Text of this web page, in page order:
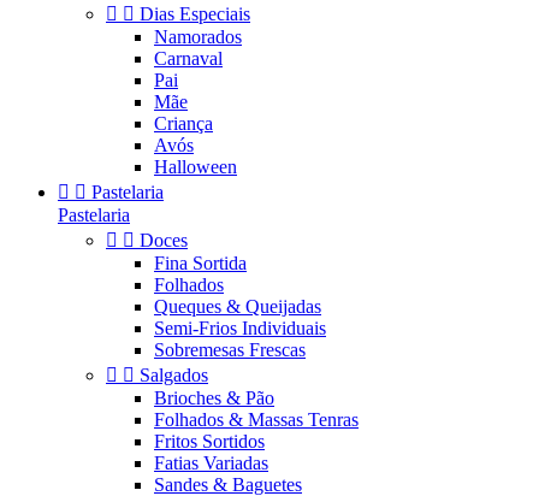
  Dias Especiais
Namorados
Carnaval
Pai
Mãe
Criança
Avós
Halloween
  Pastelaria
Pastelaria
  Doces
Fina Sortida
Folhados
Queques & Queijadas
Semi-Frios Individuais
Sobremesas Frescas
  Salgados
Brioches & Pão
Folhados & Massas Tenras
Fritos Sortidos
Fatias Variadas
Sandes & Baguetes